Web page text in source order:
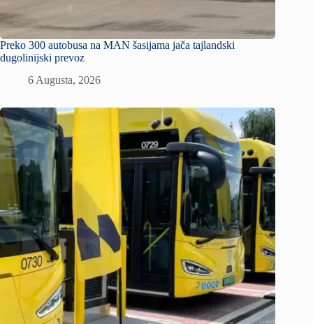
Preko 300 autobusa na MAN šasijama jača tajlandski
dugolinijski prevoz
6 Augusta, 2026